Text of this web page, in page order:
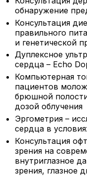
обнаружение
Консультация
правильного
и генетической
Дуплексное
сердца – Echo
Компьютерная
пациентов
брюшной
дозой облучения
Эргометрия –
сердца в
Консультация
зрения на
внутриглазное
зрения, глазное